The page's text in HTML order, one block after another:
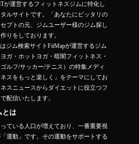
が運営するフィットネスジムに特化し
ルサイトです。「あなたにピッタリの
プトの元、ジムユーザー様のジム探し
りをしております。
ジム検索サイトFitMapが運営するジム
ガ・ホットヨガ・暗闇フィットネス・
ルフ/サッカー/テニス）の特集メディ
スをもっと楽しく」をテーマにしてお
スニュースからダイエットに役立つフ
配信いたします。
とは
ている人口が増えており、一番重要視
運動」です。その運動をサポートする